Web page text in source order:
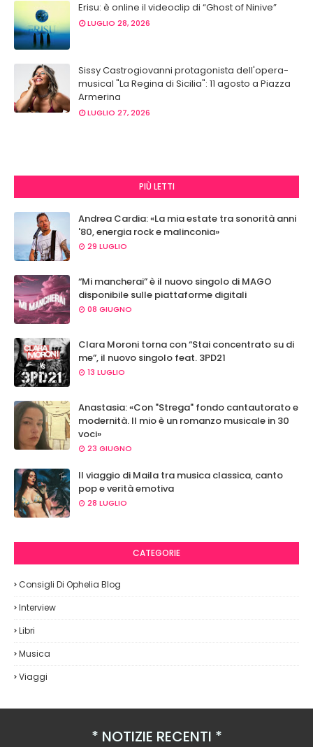
Erisu: è online il videoclip di “Ghost of Ninive”
LUGLIO 28, 2026
Sissy Castrogiovanni protagonista dell'opera-
musical "La Regina di Sicilia": 11 agosto a Piazza
Armerina
LUGLIO 27, 2026
PIÙ LETTI
Andrea Cardia: «La mia estate tra sonorità anni
'80, energia rock e malinconia»
29 LUGLIO
“Mi mancherai” è il nuovo singolo di MAGO
disponibile sulle piattaforme digitali
08 GIUGNO
Clara Moroni torna con “Stai concentrato su di
me”, il nuovo singolo feat. 3PD21
13 LUGLIO
Anastasia: «Con "Strega" fondo cantautorato e
modernità. Il mio è un romanzo musicale in 30
voci»
23 GIUGNO
Il viaggio di Maila tra musica classica, canto
pop e verità emotiva
28 LUGLIO
CATEGORIE
Consigli Di Ophelia Blog
Interview
Libri
Musica
Viaggi
NOTIZIE RECENTI